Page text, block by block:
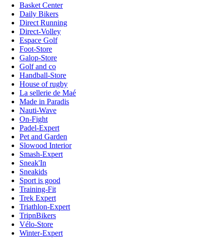
Basket Center
Daily Bikers
Direct Running
Direct-Volley
Espace Golf
Foot-Store
Galop-Store
Golf and co
Handball-Store
House of rugby
La sellerie de Maé
Made in Paradis
Nauti-Wave
On-Fight
Padel-Expert
Pet and Garden
Slowood Interior
Smash-Expert
Sneak'In
Sneakids
Sport is good
Training-Fit
Trek Expert
Triathlon-Expert
TripnBikers
Vélo-Store
Winter-Expert